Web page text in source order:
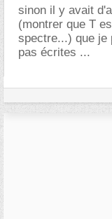
sinon il y avait
(montrer que T
spectre...) que je
pas écrites ...